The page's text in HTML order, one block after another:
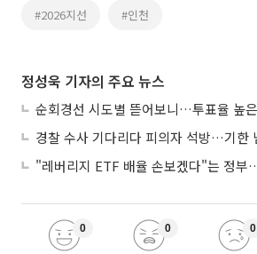
#2026지선 #인천
정성욱 기자의 주요 뉴스
0 0 0